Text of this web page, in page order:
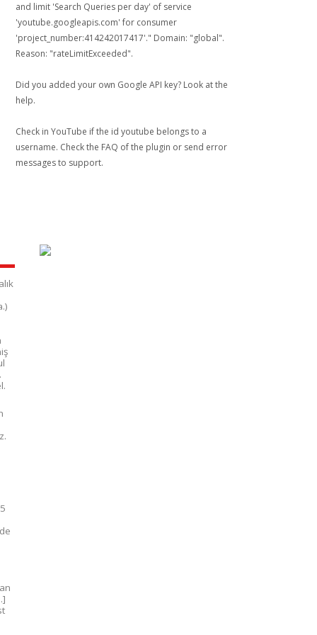
and limit 'Search Queries per day' of service
'youtube.googleapis.com' for consumer
'project_number:414242017417'." Domain: "global".
Reason: "rateLimitExceeded".
Did you added your own Google API key? Look at the
help.
Check in YouTube if the idyoutube belongs to a
username. Check the FAQ of the plugin or send error
messages to support.